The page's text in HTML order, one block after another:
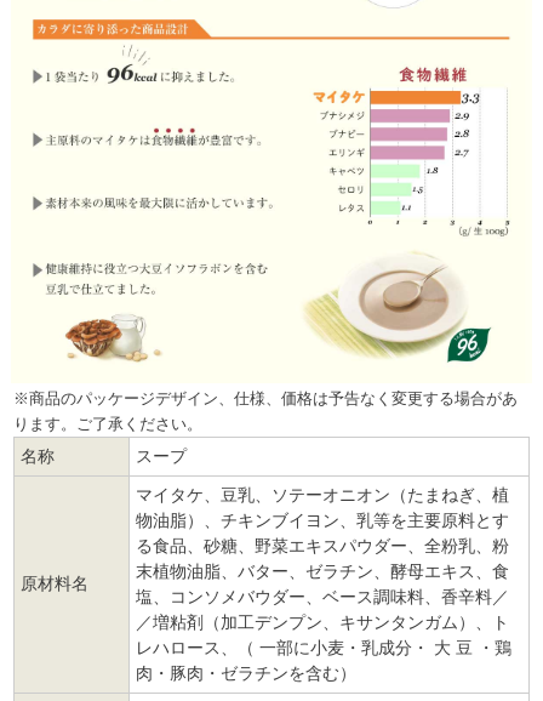
※商品のパッケージデザイン、仕様、価格は予告なく変更する場合があ
ります。ご了承ください。
名称 スープ
原材料名
マイタケ、豆乳、ソテーオニオン（たまねぎ、植
物油脂）、チキンブイヨン、乳等を主要原料とす
る食品、砂糖、野菜エキスパウダー、全粉乳、粉
末植物油脂、バター、ゼラチン、酵母エキス、食
塩、コンソメバウダー、ベース調味料、香辛料／
／増粘剤（加工デンプン、キサンタンガム）、ト
レハロース、（ 一部に小麦・乳成分・ 大 豆 ・鶏
肉・豚肉・ゼラチンを含む）